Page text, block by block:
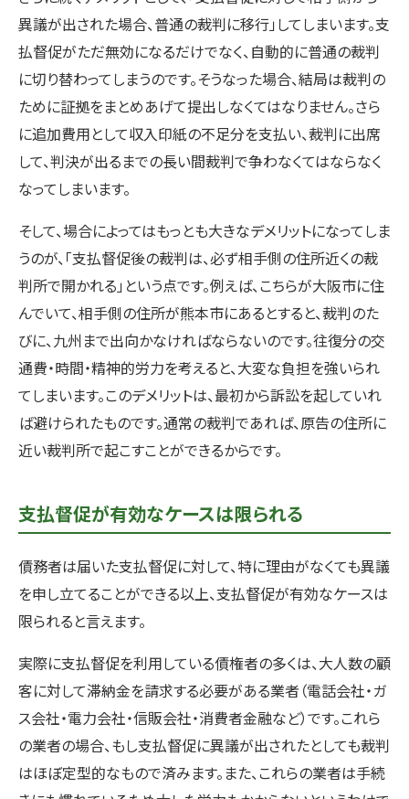
異議が出された場合、普通の裁判に移行」してしまいます。支
払督促がただ無効になるだけでなく、自動的に普通の裁判
に切り替わってしまうのです。そうなった場合、結局は裁判の
ために証拠をまとめあげて提出しなくてはなりません。さら
に追加費用として収入印紙の不足分を支払い、裁判に出席
して、判決が出るまでの長い間裁判で争わなくてはならなく
なってしまいます。
そして、場合によってはもっとも大きなデメリットになってしま
うのが、「支払督促後の裁判は、必ず相手側の住所近くの裁
判所で開かれる」という点です。例えば、こちらが大阪市に住
んでいて、相手側の住所が熊本市にあるとすると、裁判のた
びに、九州まで出向かなければならないのです。往復分の交
通費・時間・精神的労力を考えると、大変な負担を強いられ
てしまいます。このデメリットは、最初から訴訟を起していれ
ば避けられたものです。通常の裁判であれば、原告の住所に
近い裁判所で起こすことができるからです。
支払督促が有効なケースは限られる
債務者は届いた支払督促に対して、特に理由がなくても異議
を申し立てることができる以上、支払督促が有効なケースは
限られると言えます。
実際に支払督促を利用している債権者の多くは、大人数の顧
客に対して滞納金を請求する必要がある業者（電話会社・ガ
ス会社・電力会社・信販会社・消費者金融など）です。これら
の業者の場合、もし支払督促に異議が出されたとしても裁判
はほぼ定型的なもので済みます。また、これらの業者は手続